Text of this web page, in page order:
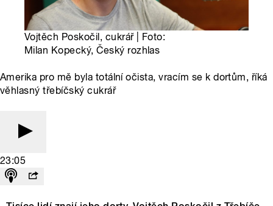
Vojtěch Poskočil, cukrář | Foto:
Milan Kopecký, Český rozhlas
Amerika pro mě byla totální očista, vracím se k dortům, říká
věhlasný třebíčský cukrář
23:05